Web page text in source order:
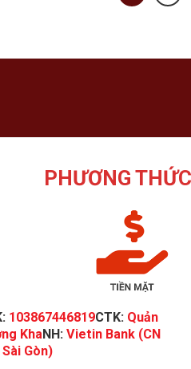
PHƯƠNG
103867446819CTK: Quản
KhaNH: Vietin Bank (CN
Gòn)